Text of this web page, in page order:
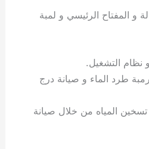
و المفتاح الرئيسي و لمبة
نظام التشغيل.
طرد الماء و صيانة درج
المياه من خلال صيانة